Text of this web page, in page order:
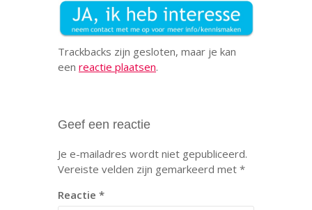
Trackbacks zijn gesloten, maar je kan
een reactie plaatsen.
Geef een reactie
Je e-mailadres wordt niet gepubliceerd.
Vereiste velden zijn gemarkeerd met *
Reactie *